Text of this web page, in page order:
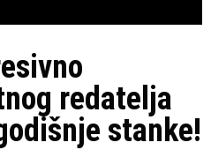
redatelja
stanke!